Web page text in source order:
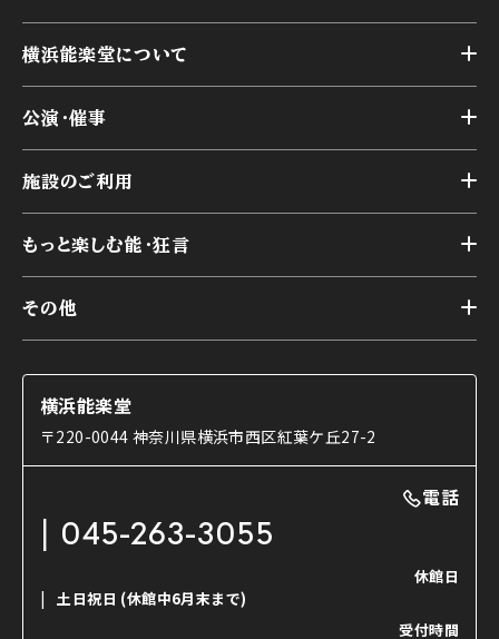
横浜能楽堂について
横浜能楽堂が取り組んだ事業
能舞台の歴史と特徴
様々なお客様に向けて
本舞台座席
交通アクセス
公演・催事
アーカイブ
施設のご利用
第二舞台
研修室
楽屋
ご利用の流れ
利用料金表
もっと楽しむ能・狂言
能舞台と演じ手
使用する道具
能・狂言の曲目説明
日本の古典芸能
その他
コラム
OTABISHO
チケット購入方法
ご寄附について
横浜能楽堂
〒220-0044 神奈川県横浜市西区紅葉ケ丘27-2
電話
045-263-3055
休館日
土日祝日 (休館中6月末まで)
受付時間